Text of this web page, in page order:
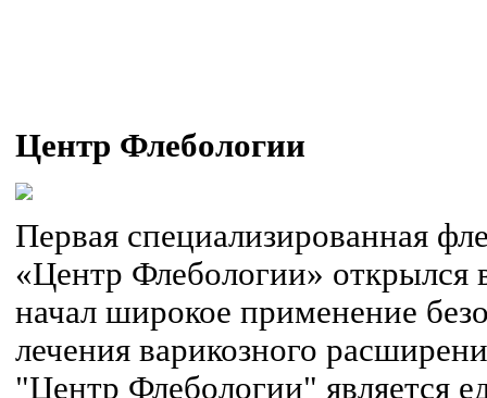
Центр Флебологии
Первая специализированная
«Центр Флебологии» открылся
начал широкое применение
лечения варикозного
"Центр Флебологии" является